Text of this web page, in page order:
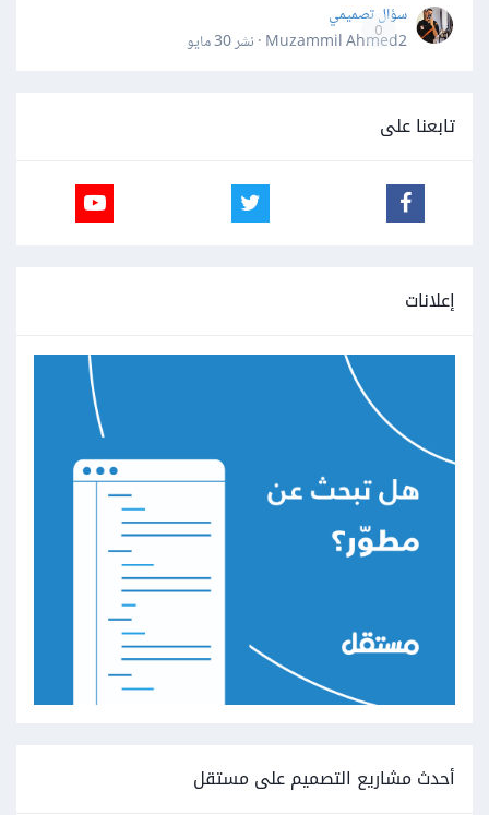
0
سؤال تصميمي
Muzammil Ahmed2 · نشر
30 مايو
تابعنا على
إعلانات
أحدث مشاريع التصميم على مستقل